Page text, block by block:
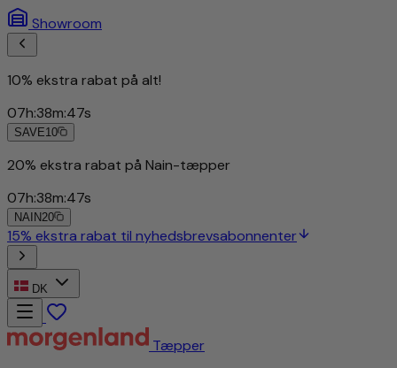
Showroom
10% ekstra rabat på alt!
07h:38m:44s
SAVE10
20% ekstra rabat på Nain-tæpper
07h:38m:44s
NAIN20
15% ekstra rabat til nyhedsbrevsabonnenter
DK
Tæpper